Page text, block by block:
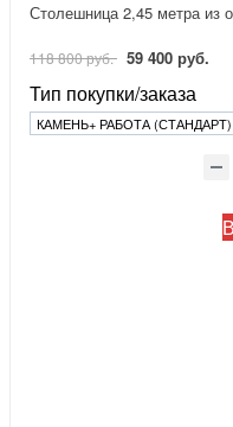
Столешница 2,45 метра из
118 800 руб. 59 400 руб.
Тип покупки/заказа
КАМЕНЬ+ РАБОТА (СТАНДАРТ)